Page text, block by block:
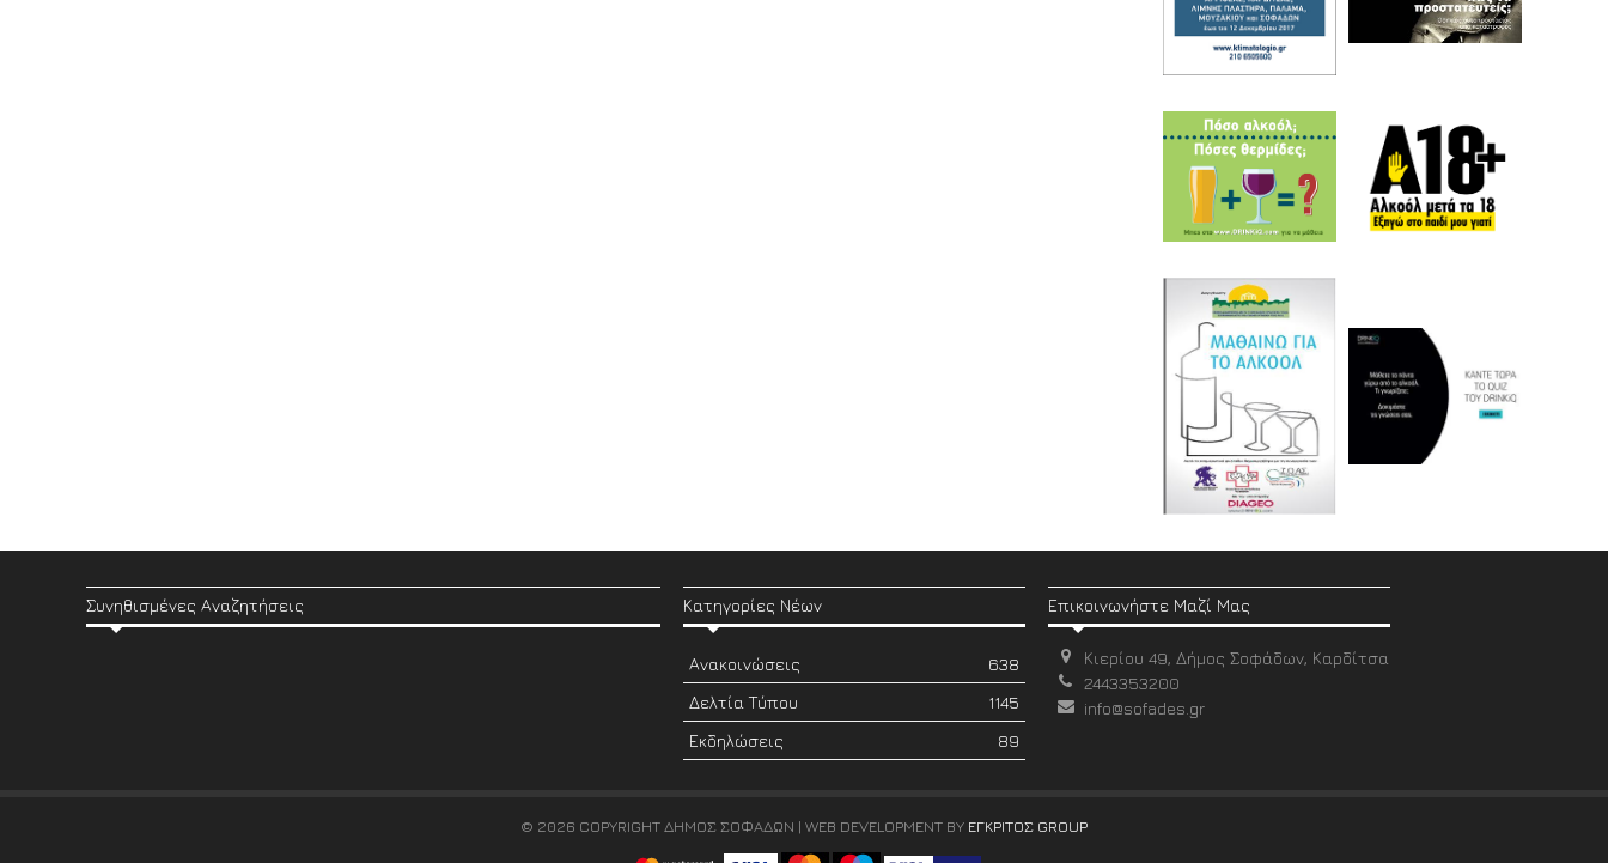
Συνηθισμένες Αναζητήσεις Κατηγορίες Νέων
Ανακοινώσεις
638
Δελτία Τύπου
1145
Εκδηλώσεις
89
Επικοινωνήστε Μαζί Μας
Κιερίου 49, Δήμος Σοφάδων, Καρδίτσα
2443353200
info@sofades.gr
© 2026 COPYRIGHT ΔΗΜΟΣ ΣΟΦΑΔΩΝ | WEB DEVELOPMENT BY ΕΓΚΡΙΤΟΣ GROUP